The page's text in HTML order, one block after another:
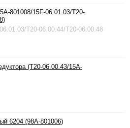
801008/15F-06.01.03/T20-
T20-06.00.44/T20-06.00.48
(T20-06.00.43/15A-
6204 (98A-801006)